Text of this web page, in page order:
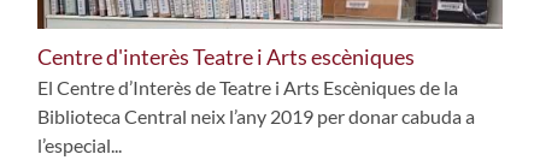
Centre d'interès Teatre i Arts escèniques
El Centre d’Interès de Teatre i Arts Escèniques de la
Biblioteca Central neix l’any 2019 per donar cabuda a
l’especial...